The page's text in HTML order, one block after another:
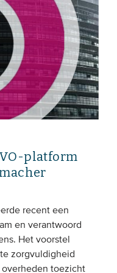
platform
recent een
en verantwoord
Het voorstel
zorgvuldigheid
toezicht